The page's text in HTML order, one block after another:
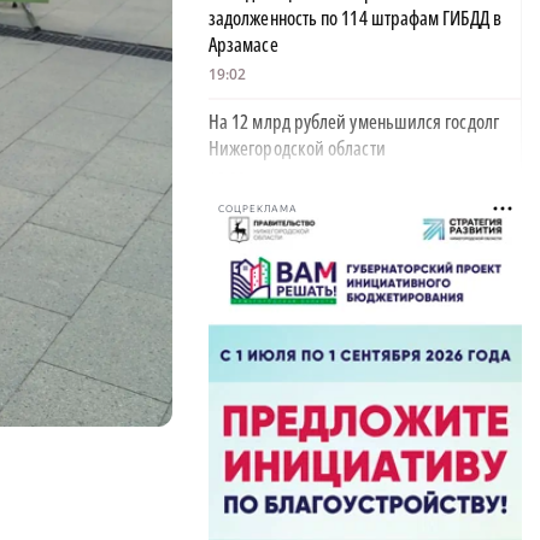
задолженность по 114 штрафам ГИБДД в
Арзамасе
19:02
На 12 млрд рублей уменьшился госдолг
Нижегородской области
В Нижегородской области тестируют
дроны для контроля сброса мусора
18:37
В Нижегородской области выделят 10 млн
рублей на поддержку «СВОё дело»
18:08
34 млрд рублей направят на поддержку
нижегородских семей в этом году
18:03
СОЦРЕКЛАМА